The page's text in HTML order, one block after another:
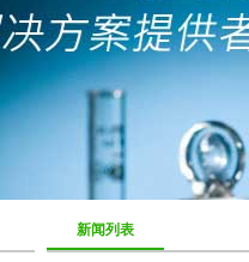
新闻列表